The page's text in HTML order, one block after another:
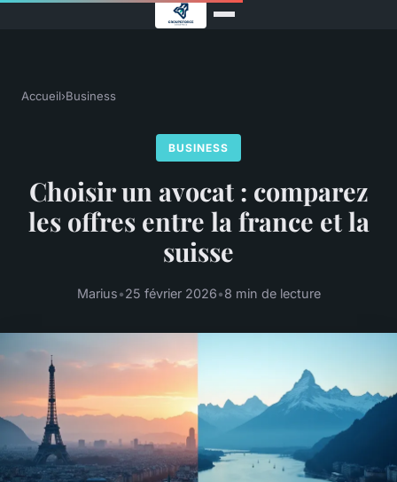
Accueil›Business
BUSINESS
Choisir un avocat : comparez
les offres entre la france et la
suisse
Marius•25 février 2026•8 min de lecture